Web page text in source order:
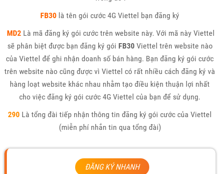
FB30 là tên gói cước 4G Viettel bạn đăng ký
MD2 Là mã đăng ký gói cước trên website này. Với mã này Viettel
sẽ phân biệt được bạn đăng ký gói FB30Viettel trên website nào
của Viettel để ghi nhận doanh số bán hàng. Bạn đăng ký gói cước
trên website nào cũng được vì Viettel có rất nhiều cách đăng ký và
hàng loạt website khác nhau nhằm tạo điều kiện thuận lợi nhất
cho việc đăng ký gói cước 4G Viettel của bạn để sử dụng.
290 Là tổng đài tiếp nhận thông tin đăng ký gói cước của Viettel
(miễn phí nhắn tin qua tổng đài)
ĐĂNG KÝ NHANH